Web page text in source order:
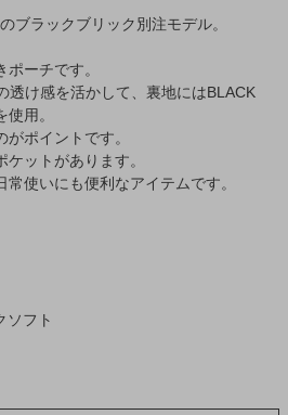
ブラックブリック別注モデル。
ーチです。
透け感を活かして、裏地にはBLACK
用。
ポイントです。
ットがあります。
使いにも便利なアイテムです。
ソフト